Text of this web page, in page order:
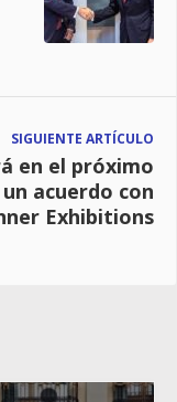
SIGUIENTE ARTÍCULO
en el próximo
acuerdo con
Exhibitions